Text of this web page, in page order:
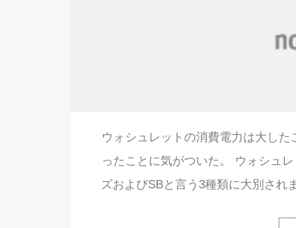
ウォシュレットの消費電力は大し
ったことに気がついた。 ウォシュ
ズおよびSBと言う3種類に大別さ